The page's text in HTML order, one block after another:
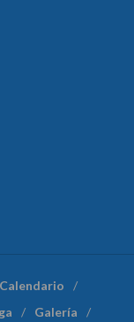
Calendario
Galería